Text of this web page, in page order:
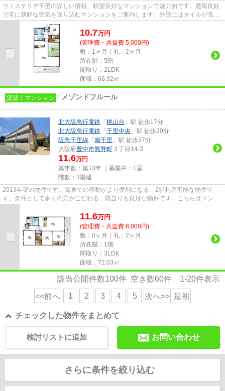
ウィステリア千里の詳しい情報。眺望良好なマンションで魅力的です。通風良好
で常に新鮮な空気を送り込むマンションをご案内します。外壁にはタイルが張ら
れてあり、印象的な外観とな...
10.7万円
(管理費・共益費 5,000円)
敷：1ヶ月｜礼：2ヶ月
所在階：5階
間取り：2LDK
面積：66.92㎡
賃貸｜マンション メゾンドフルール
北大阪急行電鉄 「 桃山台 」駅 徒歩17分
北大阪急行電鉄 「 千里中央 」駅 徒歩20分
阪急千里線 「 南千里 」駅 徒歩37分
大阪府豊中市熊野町 ３丁目14-3
11.6万円
築年数：築13年 ｜募集中： 1室
階数：3階建
2013年築の物件です。電車での移動がより便利になる、2駅利用可能な物件で
す。条件として多くの方がこだわる、陽当りも良好な物件です。こちらはマンシ
11.6万円
(管理費・共益費 8,000円)
敷：0ヶ月｜礼：2ヶ月
所在階：1階
間取り：3LDK
面積：72.03㎡
該当公開件数100件 空き数60件 1-20件表示
<<前へ 1 2 3 4 5 次へ>> 最初
チェックした物件をまとめて
お問い合わせ
検討リストに追加
さらに条件を絞り込む